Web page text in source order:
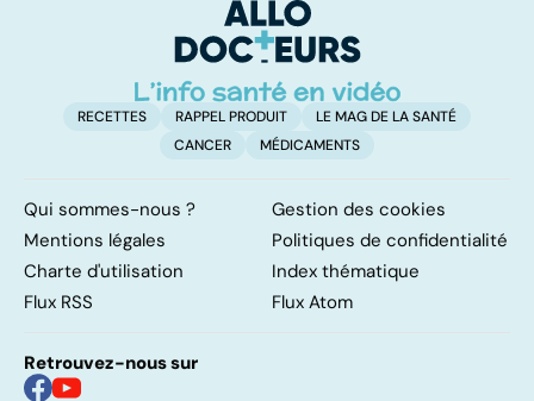
RECETTES RAPPEL PRODUIT
LE MAG DE LA SANTÉ
CANCER
MÉDICAMENTS
Qui sommes-nous ?
Gestion des cookies
Mentions légales
Politiques de confidentialité
Charte d'utilisation
Index thématique
Flux RSS
Flux Atom
Retrouvez-nous sur